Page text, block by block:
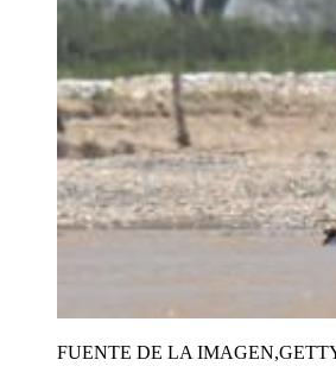
FUENTE DE LA IMAGEN,